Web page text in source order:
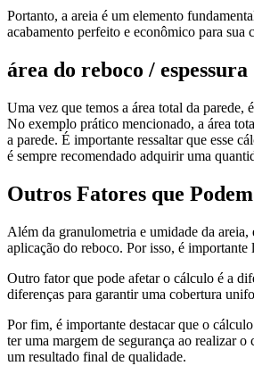
Portanto, a areia é um elemento
acabamento perfeito e econômico para sua
área do reboco /
Uma vez que temos a área total da parede,
No exemplo prático mencionado, a área
a parede. É importante ressaltar que esse
é sempre recomendado adquirir uma
Outros Fatores que
Além da granulometria e umidade da
aplicação do reboco. Por isso, é importante
Outro fator que pode afetar o cálculo é a
diferenças para garantir uma cobertura
Por fim, é importante destacar que o
ter uma margem de segurança ao realizar
um resultado final de qualidade.